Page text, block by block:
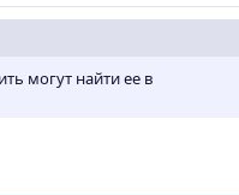
могут найти ее в